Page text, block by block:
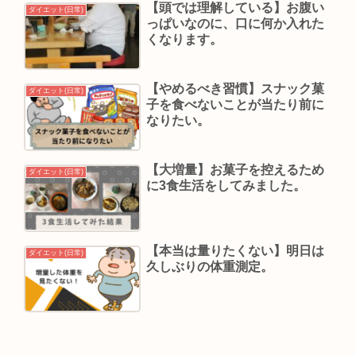
ダイエット(日常)
【頭では理解している】お腹い
っぱいなのに、口に何か入れた
くなります。
ダイエット(日常)
【やめるべき習慣】スナック菓
子を食べないことが当たり前に
なりたい。
ダイエット(日常)
【大増量】お菓子を控えるため
に3食生活をしてみました。
ダイエット(日常)
【本当は量りたくない】明日は
久しぶりの体重測定。